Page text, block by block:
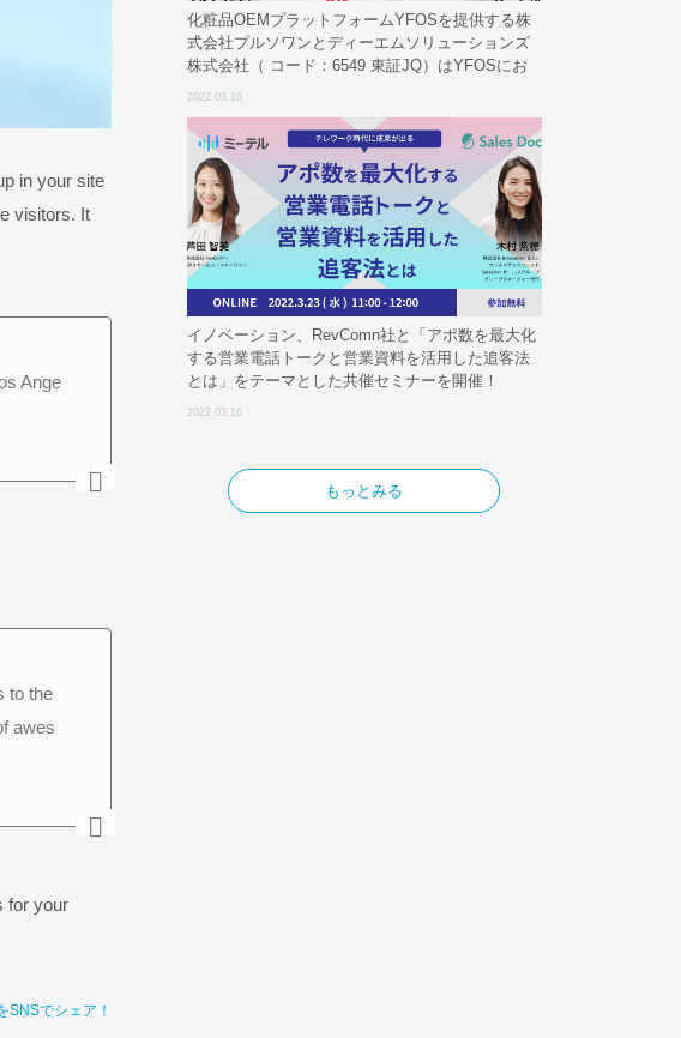
in your site
visitors. It
Ange
to the
awes
for your
SNSでシェア！
化粧品OEMプラットフォームYFOSを提供する株
式会社プルソワンとディーエムソリューションズ
株式会社（ コード：6549 東証JQ）はYFOSにお
2022.03.16
イノベーション、RevComn社と「アポ数を最大化
する営業電話トークと営業資料を活用した追客法
とは」をテーマとした共催セミナーを開催！
2022.03.16
もっとみる